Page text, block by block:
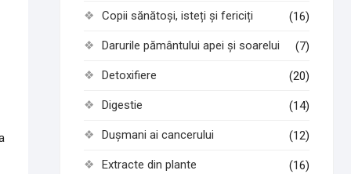
Copii sănătoși, isteți și fericiți (16)
Darurile pământului apei și soarelui (7)
Detoxifiere (20)
Digestie (14)
Dușmani ai cancerului (12)
Extracte din plante (16)